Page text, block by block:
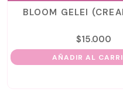
BLOOM GELEI
$15.000
AÑADIR AL